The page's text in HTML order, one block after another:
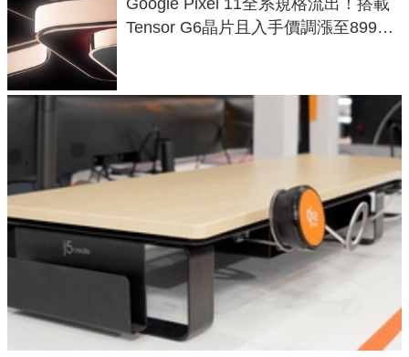
Tensor G6晶片且入手價調漲至899美